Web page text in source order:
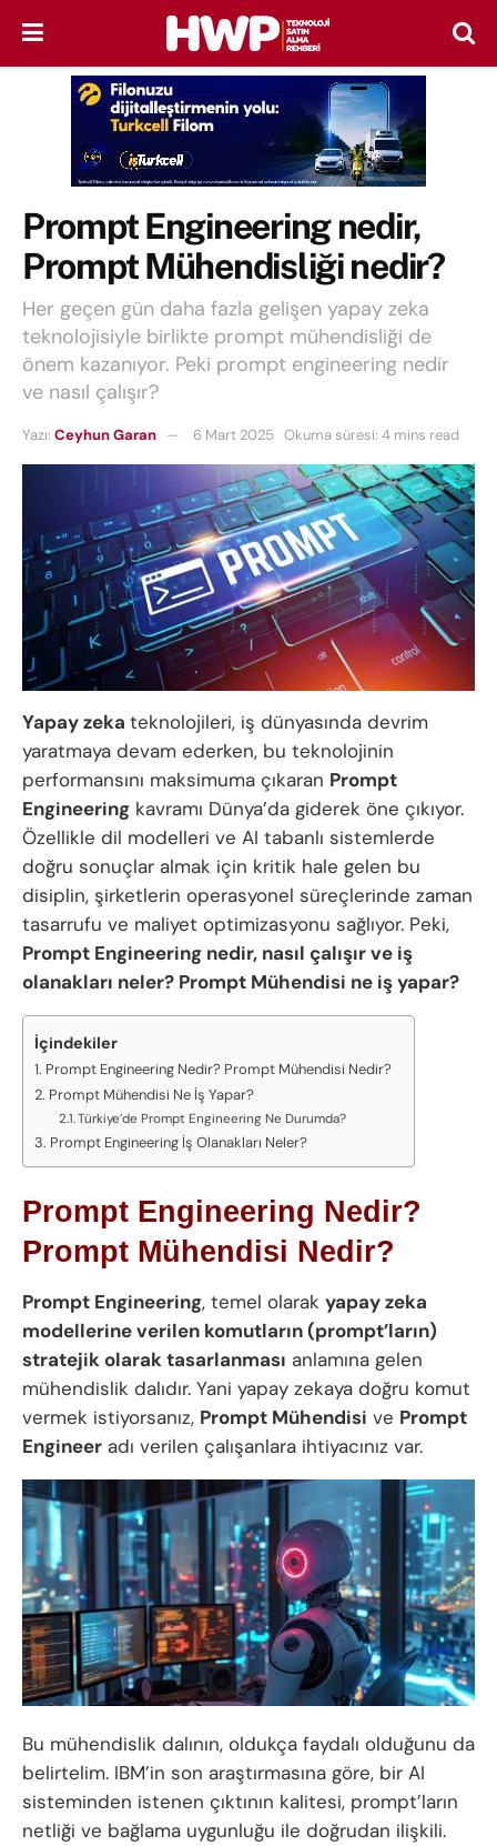
Prompt Engineering nedir,
Prompt Mühendisliği nedir?
Her geçen gün daha fazla gelişen yapay zeka
teknolojisiyle birlikte prompt mühendisliği de
önem kazanıyor. Peki prompt engineering nedir
ve nasıl çalışır?
Yazı: Ceyhun Garan 6 Mart 2025 Okuma süresi: 4 mins read
Yapay zeka teknolojileri, iş dünyasında devrim
yaratmaya devam ederken, bu teknolojinin
performansını maksimuma çıkaran Prompt
Engineering kavramı Dünya’da giderek öne çıkıyor.
Özellikle dil modelleri ve AI tabanlı sistemlerde
doğru sonuçlar almak için kritik hale gelen bu
disiplin, şirketlerin operasyonel süreçlerinde zaman
tasarrufu ve maliyet optimizasyonu sağlıyor. Peki,
Prompt Engineering nedir, nasıl çalışır ve iş
olanakları neler? Prompt Mühendisi ne iş yapar?
İçindekiler
Prompt Engineering Nedir? Prompt Mühendisi Nedir?
Prompt Mühendisi Ne İş Yapar?
Türkiye’de Prompt Engineering Ne Durumda?
Prompt Engineering İş Olanakları Neler?
Prompt Engineering Nedir?
Prompt Mühendisi Nedir?
Prompt Engineering, temel olarak yapay zeka
modellerine verilen komutların (prompt’ların)
stratejik olarak tasarlanması anlamına gelen
mühendislik dalıdır. Yani yapay zekaya doğru komut
vermek istiyorsanız, Prompt Mühendisi ve Prompt
Engineer adı verilen çalışanlara ihtiyacınız var.
Bu mühendislik dalının, oldukça faydalı olduğunu da
belirtelim. IBM’in son araştırmasına göre, bir AI
sisteminden istenen çıktının kalitesi, prompt’ların
netliği ve bağlama uygunluğu ile doğrudan ilişkili.